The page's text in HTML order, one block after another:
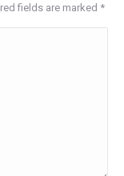
fields are marked *